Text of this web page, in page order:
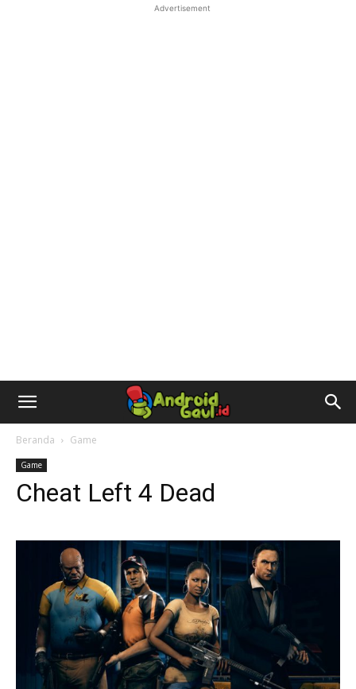
Advertisement
AndroidGaul.id
Beranda Game
Game
Cheat Left 4 Dead